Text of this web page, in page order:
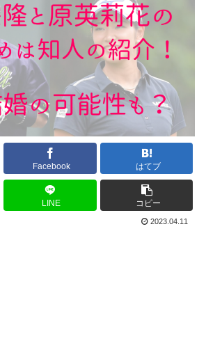
Facebook はてブ
LINE コピー
2023.04.11